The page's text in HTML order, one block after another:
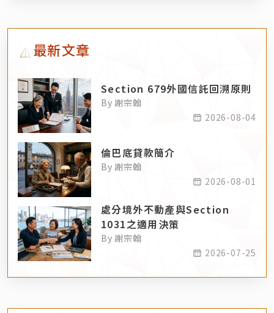
最新文章
Section 679外國信託回溯原則
By 謝宗翰
2026-08-04
倫巴底貸款簡介
By 謝宗翰
2026-08-01
處分境外不動產與Section
1031之適用決策
By 謝宗翰
2026-07-25